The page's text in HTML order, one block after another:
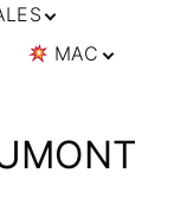
BRASIL
CHILE
INDIA
JAPÓN
ALEMANIA
MAC
ANIME
🗨 CÓMICS